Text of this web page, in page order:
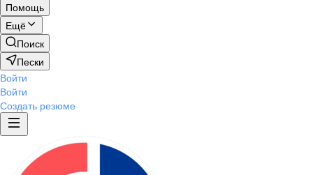
Помощь
Ещё
Поиск
Пески
Войти
Войти
Создать резюме